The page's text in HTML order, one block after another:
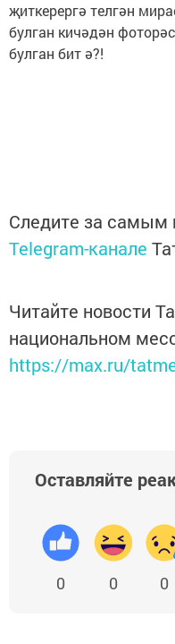
җиткерергә телгән
булган кичәдән
булган бит ә?!
Следите за
Telegram-канале
Читайте новости
национальном
https://max.ru/
Оставляйте
0 0 0